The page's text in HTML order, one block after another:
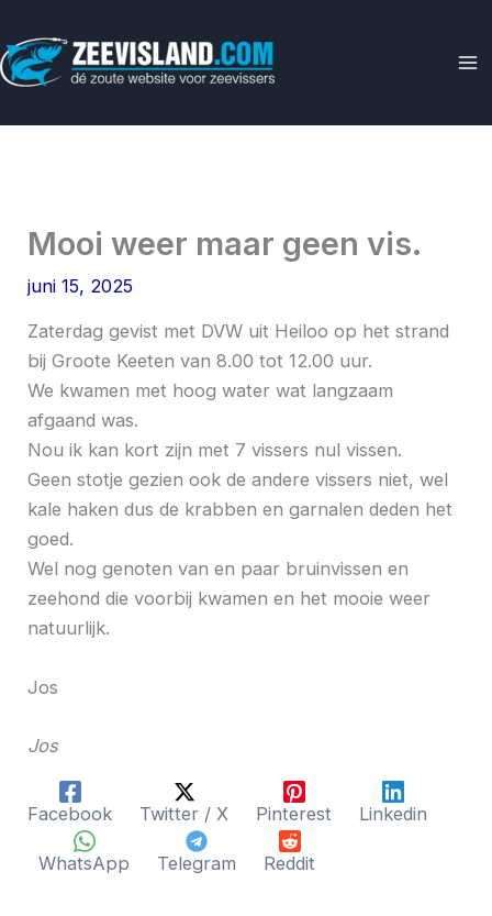
naar
de
Mooi weer maar geen vis.
juni 15, 2025
Zaterdag gevist met DVW uit Heiloo op het strand
bij Groote Keeten van 8.00 tot 12.00 uur.
We kwamen met hoog water wat langzaam
afgaand was.
Nou ik kan kort zijn met 7 vissers nul vissen.
Geen stotje gezien ook de andere vissers niet, wel
kale haken dus de krabben en garnalen deden het
goed.
Wel nog genoten van en paar bruinvissen en
zeehond die voorbij kwamen en het mooie weer
natuurlijk.
Jos
Jos
Facebook Twitter / X Pinterest Linkedin
WhatsApp Telegram Reddit